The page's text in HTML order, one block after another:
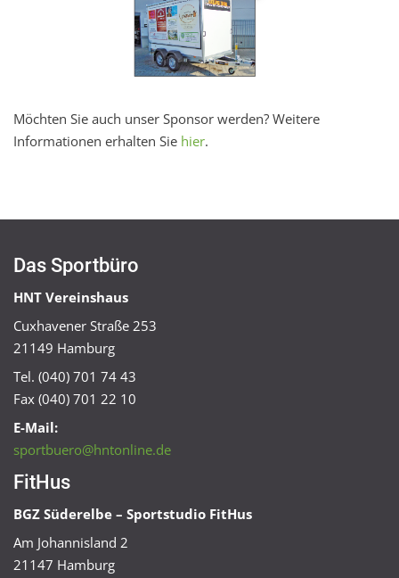
Möchten Sie auch unser Sponsor werden? Weitere
Informationen erhalten Sie hier.
Das Sportbüro
HNT Vereinshaus
Cuxhavener Straße 253
21149 Hamburg
Tel. (040) 701 74 43
Fax (040) 701 22 10
E-Mail:
sportbuero@hntonline.de
FitHus
BGZ Süderelbe – Sportstudio FitHus
Am Johannisland 2
21147 Hamburg